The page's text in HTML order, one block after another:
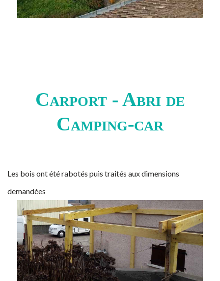
Carport - Abri de
Camping-car
Les bois ont été rabotés puis traités aux dimensions
demandées